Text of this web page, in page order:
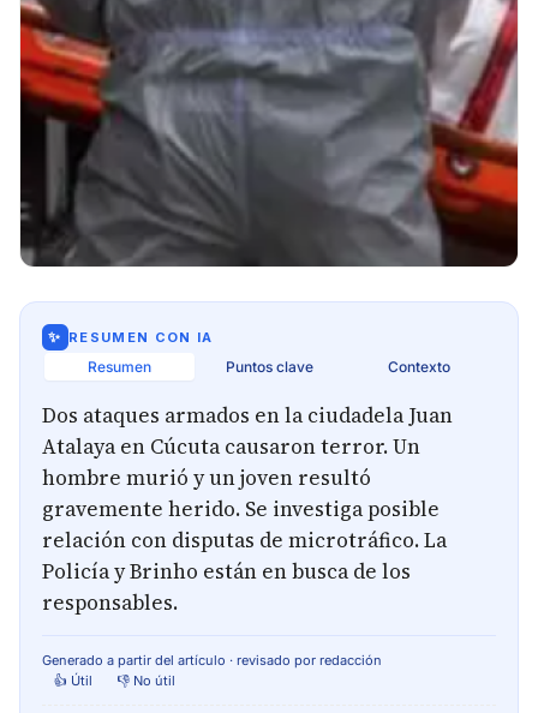
✨ RESUMEN CON IA
Resumen Puntos clave Contexto
Dos ataques armados en la ciudadela Juan
Atalaya en Cúcuta causaron terror. Un
hombre murió y un joven resultó
gravemente herido. Se investiga posible
relación con disputas de microtráfico. La
Policía y Brinho están en busca de los
responsables.
Generado a partir del artículo · revisado por redacción
👍 Útil
👎 No útil